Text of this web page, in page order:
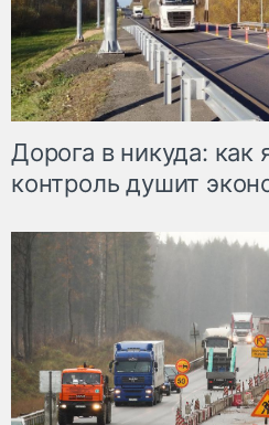
Дорога в никуда: как
контроль душит